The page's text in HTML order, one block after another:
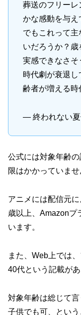
葬送のフリー
かな感動を与
でもこれって
いだろうか？
実感できなさそ
時代劇が衰退
齢者が増える
— 終われない
公式には対象年齢
限はかかっていませ
アニメには配信元
歳以上、Amazonプ
います。
また、Web上では
40代という記載があ
対象年齢は総じて言
子供でも可、という